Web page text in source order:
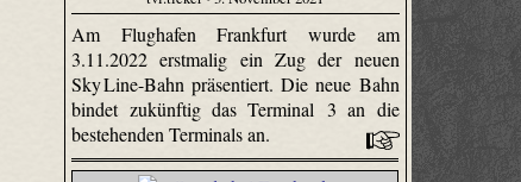
Am Flughafen Frankfurt wurde am
3.11.2022 erstmalig ein Zug der neuen
Sky Line-Bahn präsentiert. Die neue Bahn
bindet zukünftig das Terminal 3 an die
bestehenden Terminals an.